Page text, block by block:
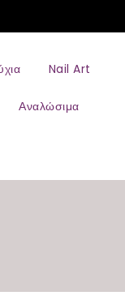
Nail Art
Αναλώσιμα